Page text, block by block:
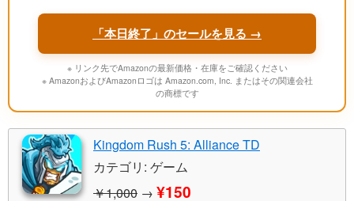
「本日終了」のセールを見る →
※ リンク先でAmazonの最新価格・在庫をご確認ください
※ AmazonおよびAmazonロゴは Amazon.com, Inc. またはその関連会社
の商標です
Kingdom Rush 5: Alliance TD
カテゴリ: ゲーム
￥1,000 → ¥150